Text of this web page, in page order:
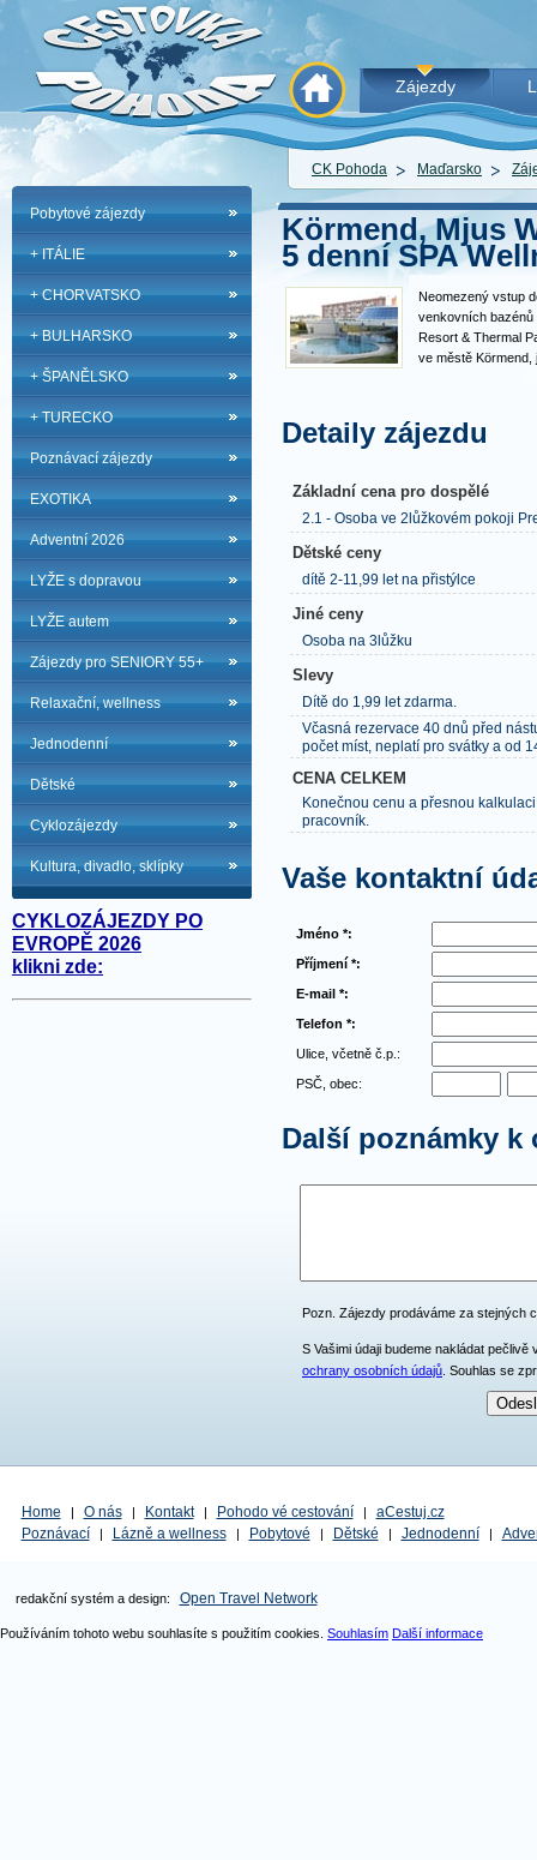
Zájezdy
CK Pohoda Maďarsko
Pobytové zájezdy
+ ITÁLIE
+ CHORVATSKO
+ BULHARSKO
+ ŠPANĚLSKO
+ TURECKO
Poznávací zájezdy
EXOTIKA
Adventní 2026
LYŽE s dopravou
LYŽE autem
Zájezdy pro SENIORY 55+
Relaxační, wellness
Jednodenní
Dětské
Cyklozájezdy
Kultura, divadlo, sklípky
CYKLOZÁJEZDY PO
EVROPĚ 2026
klikni zde:
Körmend, Mjus
5 denní SPA
Neomezený vstup
venkovních bazénů
Resort & Thermal
ve městě
Detaily zájezdu
Základní cena pro dospělé
2.1 - Osoba ve 2lůžkovém pokoji
Dětské ceny
dítě 2-11,99 let na přistýlce
Jiné ceny
Osoba na 3lůžku
Slevy
Dítě do 1,99 let zdarma.
Včasná rezervace 40 dnů před
počet míst, neplatí pro svátky a od
CENA CELKEM
Konečnou cenu a přesnou
pracovník.
Vaše kontaktní
Jméno *:
Příjmení *:
E-mail *:
Telefon *:
Ulice, včetně č.p.:
PSČ, obec:
Další poznámky k
Pozn. Zájezdy prodáváme za stejných
S Vašimi údaji budeme nakládat
ochrany osobních údajů . Souhlas se
Home | O nás | Kontakt | Pohodo vé cestování |
aCestuj.cz
Poznávací
| Lázně a wellness | Pobytové | Dětské | Jednodenní |
redakční systém a design: Open Travel Network
Používáním tohoto webu souhlasíte s použitím cookies. Souhlasím Další informace